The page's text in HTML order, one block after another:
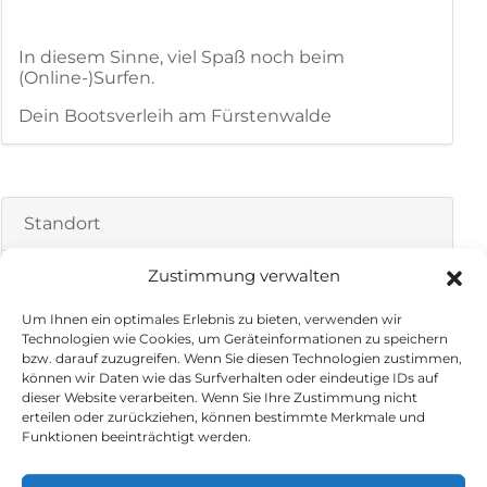
Zustimmung verwalten
Um Ihnen ein optimales Erlebnis zu bieten, verwenden wir
Technologien wie Cookies, um Geräteinformationen zu speichern
bzw. darauf zuzugreifen. Wenn Sie diesen Technologien zustimmen,
können wir Daten wie das Surfverhalten oder eindeutige IDs auf
dieser Website verarbeiten. Wenn Sie Ihre Zustimmung nicht
erteilen oder zurückziehen, können bestimmte Merkmale und
Funktionen beeinträchtigt werden.
In diesem Sinne, viel Spaß noch beim
(Online-)Surfen.
Dein Bootsverleih am Fürstenwalde
Standort
Herzlich Willkommen beim Bootsverleih
Wähle ein Datum
Verfügbarkeit Datum prüfen
Wähle eine Startdatum aus.